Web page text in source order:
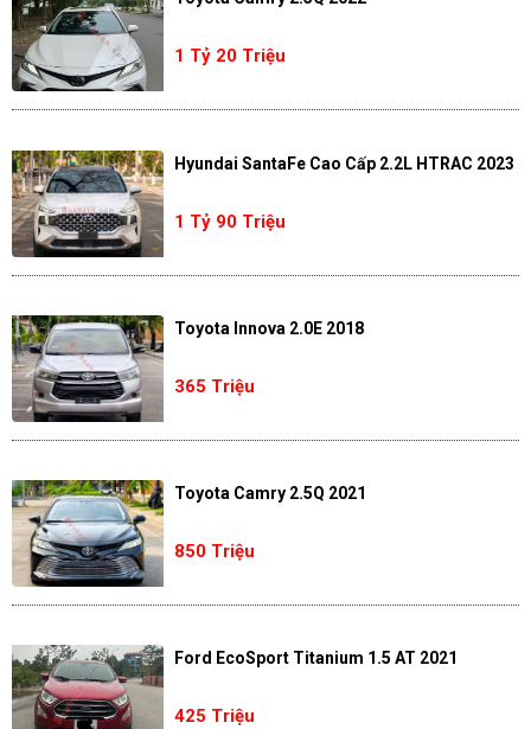
1 Tỷ 20 Triệu
Hyundai SantaFe Cao Cấp 2.2L HTRAC 2023
1 Tỷ 90 Triệu
Toyota Innova 2.0E 2018
365 Triệu
Toyota Camry 2.5Q 2021
850 Triệu
Ford EcoSport Titanium 1.5 AT 2021
425 Triệu